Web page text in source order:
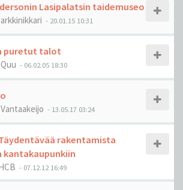
Lasipalatsin taidemuseo
arkkinikkari - 20.01.15 10:31
puretut talot
Quu - 06.02.05 18:30
Vantaakeijo - 13.05.17 03:24
rakentamista
kantakaupunkiin
- 07.12.12 16:49